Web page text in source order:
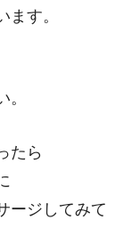
す。
たら
ージしてみて